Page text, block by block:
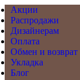
Акции
Распродажи
Дизайнерам
Оплата
Обмен и возврат
Укладка
Блог